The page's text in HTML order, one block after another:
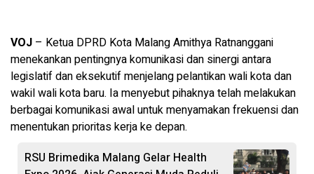
VOJ – Ketua DPRD Kota Malang Amithya Ratnanggani
menekankan pentingnya komunikasi dan sinergi antara
legislatif dan eksekutif menjelang pelantikan wali kota dan
wakil wali kota baru. Ia menyebut pihaknya telah melakukan
berbagai komunikasi awal untuk menyamakan frekuensi dan
menentukan prioritas kerja ke depan.
RSU Brimedika Malang Gelar Health